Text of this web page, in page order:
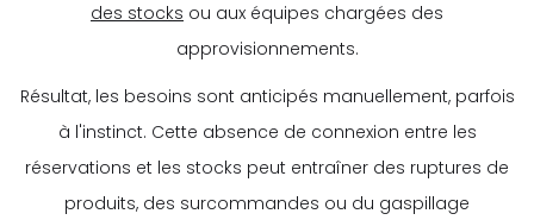
des stocks ou aux équipes chargées des
approvisionnements.
Résultat, les besoins sont anticipés manuellement, parfois
à l'instinct. Cette absence de connexion entre les
réservations et les stocks peut entraîner des ruptures de
produits, des surcommandes ou du gaspillage